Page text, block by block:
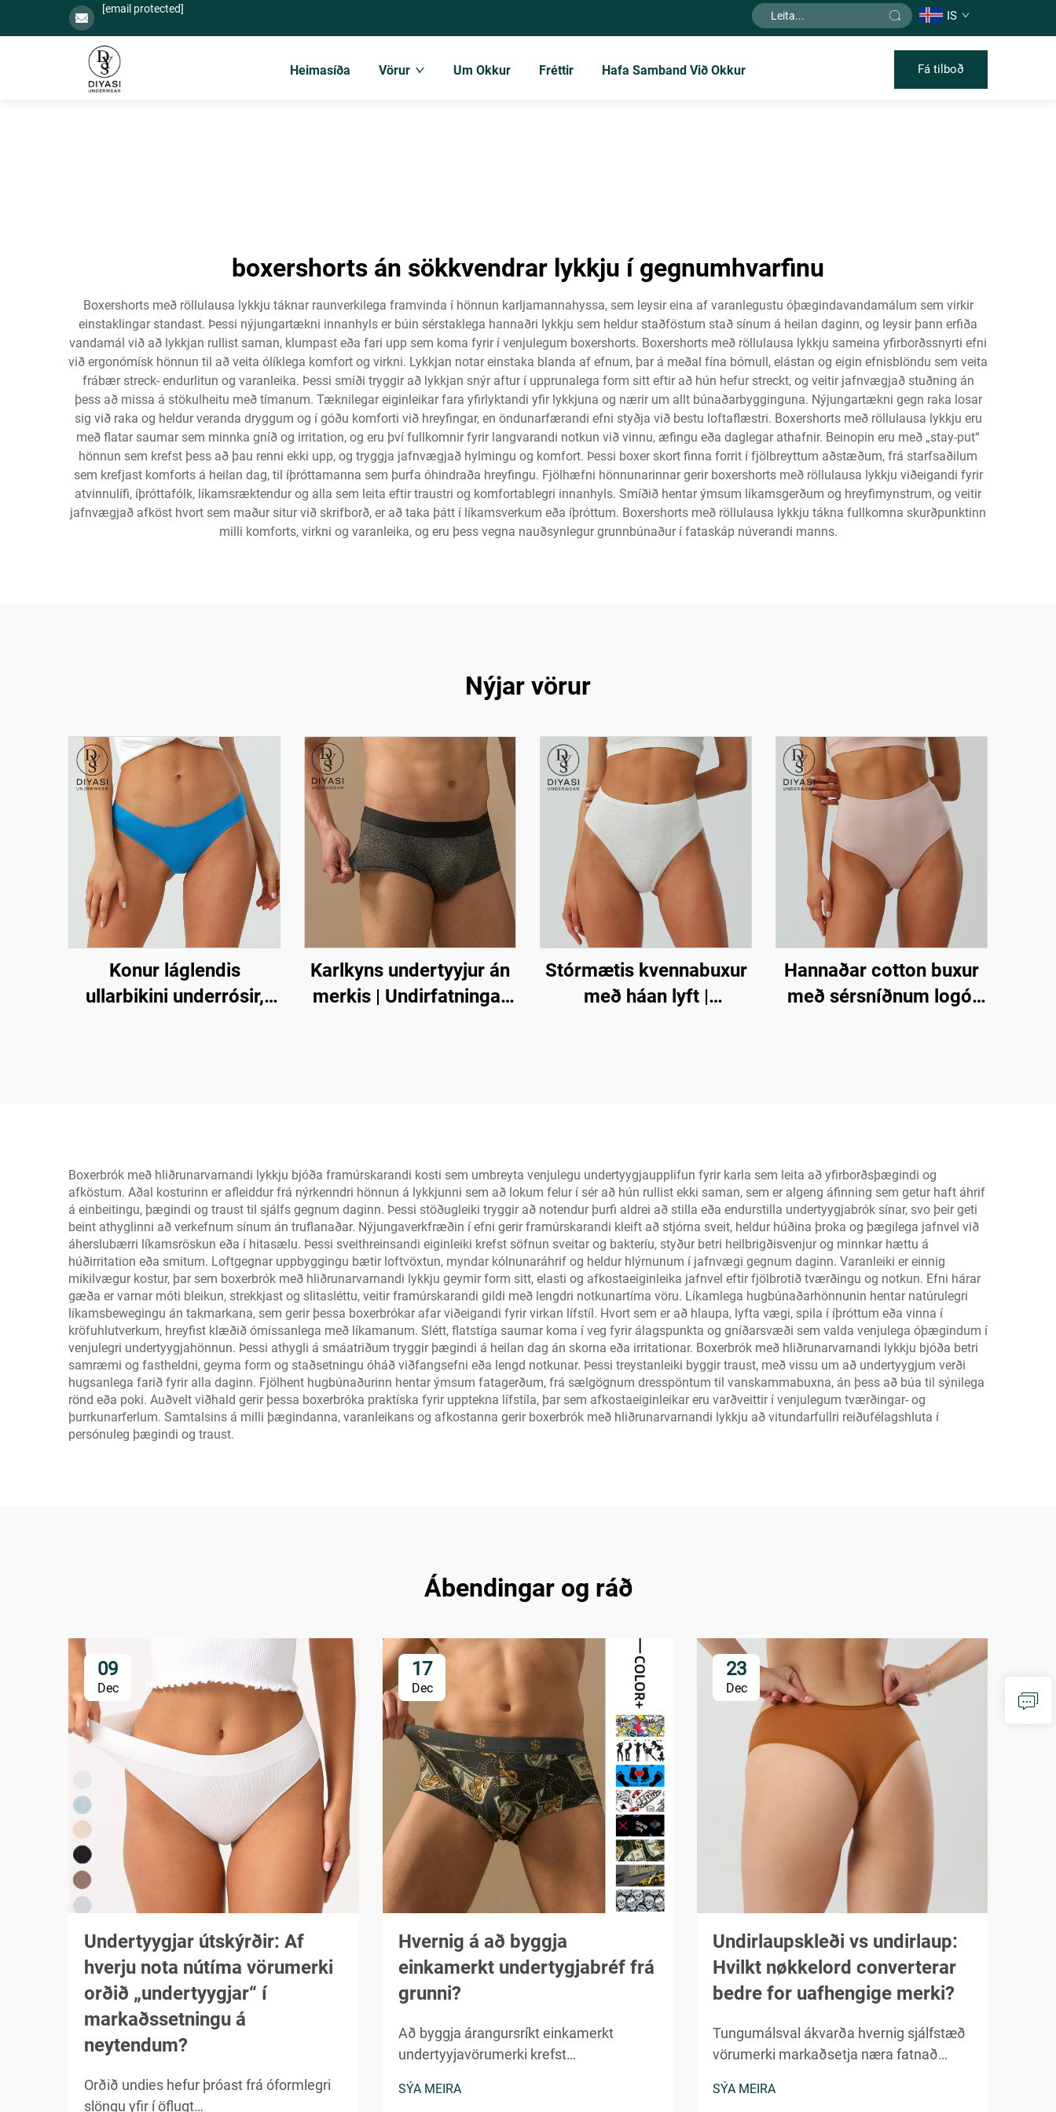
[email protected] IS
Heimasíða Vörur Um Okkur Fréttir Hafa Samband Við Okkur Fá tilboð
boxershorts án sökkvendrar lykkju í gegnumhvarfinu
Boxershorts með röllulausa lykkju táknar raunverkilega framvinda í hönnun karljamannahyssa, sem leysir eina af varanlegustu óþægindavandamálum sem virkir
einstaklingar standast. Þessi nýjungartækni innanhyls er búin sérstaklega hannaðri lykkju sem heldur staðföstum stað sínum á heilan daginn, og leysir þann erfiða
vandamál við að lykkjan rullist saman, klumpast eða fari upp sem koma fyrir í venjulegum boxershorts. Boxershorts með röllulausa lykkju sameina yfirborðssnyrti efni
við ergonómísk hönnun til að veita ólíklega komfort og virkni. Lykkjan notar einstaka blanda af efnum, þar á meðal fína bómull, elástan og eigin efnisblöndu sem veita
frábær streck- endurlitun og varanleika. Þessi smíði tryggir að lykkjan snýr aftur í upprunalega form sitt eftir að hún hefur streckt, og veitir jafnvægjað stuðning án
þess að missa á stökulheitu með tímanum. Tæknilegar eiginleikar fara yfirlyktandi yfir lykkjuna og nærir um allt búnaðarbygginguna. Nýjungartækni gegn raka losar
sig við raka og heldur veranda dryggum og í góðu komforti við hreyfingar, en öndunarfærandi efni styðja við bestu loftaflæstri. Boxershorts með röllulausa lykkju eru
með flatar saumar sem minnka gníð og irritation, og eru því fullkomnir fyrir langvarandi notkun við vinnu, æfingu eða daglegar athafnir. Beinopin eru með „stay-put“
hönnun sem krefst þess að þau renni ekki upp, og tryggja jafnvægjað hylmingu og komfort. Þessi boxer skort finna forrit í fjölbreyttum aðstæðum, frá starfsaðilum
sem krefjast komforts á heilan dag, til íþróttamanna sem þurfa óhindraða hreyfingu. Fjölhæfni hönnunarinnar gerir boxershorts með röllulausa lykkju viðeigandi fyrir
atvinnulífi, íþróttafólk, líkamsræktendur og alla sem leita eftir traustri og komfortablegri innanhyls. Smíðið hentar ýmsum líkamsgerðum og hreyfimynstrum, og veitir
jafnvægjað afköst hvort sem maður situr við skrifborð, er að taka þátt í líkamsverkum eða íþróttum. Boxershorts með röllulausa lykkju tákna fullkomna skurðpunktinn
milli komforts, virkni og varanleika, og eru þess vegna nauðsynlegur grunnbúnaður í fataskáp núverandi manns.
Nýjar vörur
Konur láglendis
ullarbikini underrósir,
Karlkyns undertyyjur án
merkis | Undirfatningar
Stórmætis kvennabuxur
með háan lyft |
Hannaðar cotton buxur
með sérsníðnum logó,
Boxerbrók með hliðrunarvarnandi lykkju bjóða framúrskarandi kosti sem umbreyta venjulegu undertyygjaupplifun fyrir karla sem leita að yfirborðsþægindi og
afköstum. Aðal kosturinn er afleiddur frá nýrkenndri hönnun á lykkjunni sem að lokum felur í sér að hún rullist ekki saman, sem er algeng áfinning sem getur haft áhrif
á einbeitingu, þægindi og traust til sjálfs gegnum daginn. Þessi stöðugleiki tryggir að notendur þurfi aldrei að stilla eða endurstilla undertyygjabrók sínar, svo þeir geti
beint athyglinni að verkefnum sínum án truflanaðar. Nýjungaverkfræðin í efni gerir framúrskarandi kleift að stjórna sveit, heldur húðina þroka og þægilega jafnvel við
áherslubærri líkamsröskun eða í hitasælu. Þessi sveithreinsandi eiginleiki krefst söfnun sveitar og bakteríu, styður betri heilbrigðisvenjur og minnkar hættu á
húðirritation eða smitum. Loftgegnar uppbyggingu bætir loftvöxtun, myndar kólnunaráhrif og heldur hlýrnunum í jafnvægi gegnum daginn. Varanleiki er einnig
mikilvægur kostur, þar sem boxerbrók með hliðrunarvarnandi lykkju geymir form sitt, elasti og afkostaeiginleika jafnvel eftir fjölbrotið tværðingu og notkun. Efni hárar
gæða er varnar móti bleikun, strekkjast og slitasléttu, veitir framúrskarandi gildi með lengdri notkunartíma vöru. Líkamlega hugbúnaðarhönnunin hentar natúrulegri
líkamsbewegingu án takmarkana, sem gerir þessa boxerbrókar afar viðeigandi fyrir virkan lífstíl. Hvort sem er að hlaupa, lyfta vægi, spila í íþróttum eða vinna í
kröfuhlutverkum, hreyfist klæðið ómissanlega með líkamanum. Slétt, flatstíga saumar koma í veg fyrir álagspunkta og gníðarsvæði sem valda venjulega óþægindum í
venjulegri undertyygjahönnun. Þessi athygli á smáatriðum tryggir þægindi á heilan dag án skorna eða irritationar. Boxerbrók með hliðrunarvarnandi lykkju bjóða betri
samræmi og fastheldni, geyma form og staðsetningu óháð viðfangsefni eða lengd notkunar. Þessi treystanleiki byggir traust, með vissu um að undertyygjum verði
hugsanlega farið fyrir alla daginn. Fjölhent hugbúnaðurinn hentar ýmsum fatagerðum, frá sælgögnum dresspöntum til vanskammabuxna, án þess að búa til sýnilega
rönd eða poki. Auðvelt viðhald gerir þessa boxerbróka praktíska fyrir upptekna lífstíla, þar sem afkostaeiginleikar eru varðveittir í venjulegum tværðingar- og
þurrkunarferlum. Samtalsins á milli þægindanna, varanleikans og afkostanna gerir boxerbrók með hliðrunarvarnandi lykkju að vitundarfullri reiðufélagshluta í
persónuleg þægindi og traust.
Ábendingar og ráð
09
Dec
Undertyygjar útskýrðir: Af
hverju nota nútíma vörumerki
orðið „undertyygjar“ í
markaðssetningu á
neytendum?
Orðið undies hefur þróast frá óformlegri
slöngu yfir í öflugt
17
Dec
Hvernig á að byggja
einkamerkt undertygjabréf frá
grunni?
Að byggja árangursríkt einkamerkt
undertyyjavörumerki krefst
nákvæmrar útfærslu í gegnum margar
SÝA MEIRA
23
Dec
Undirlaupskleði vs undirlaup:
Hvilkt nøkkelord converterar
bedre for uafhengige merki?
Tungumálsval ákvarða hvernig sjálfstæð
vörumerki markaðsetja næra fatnað
umbreytingarhlutfall og stöðu
SÝA MEIRA